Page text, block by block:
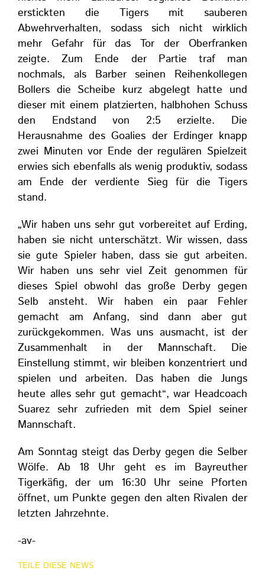
erstickten die Tigers mit sauberen
Abwehrverhalten, sodass sich nicht wirklich
mehr Gefahr für das Tor der Oberfranken
zeigte. Zum Ende der Partie traf man
nochmals, als Barber seinen Reihenkollegen
Bollers die Scheibe kurz abgelegt hatte und
dieser mit einem platzierten, halbhohen Schuss
den Endstand von 2:5 erzielte. Die
Herausnahme des Goalies der Erdinger knapp
zwei Minuten vor Ende der regulären Spielzeit
erwies sich ebenfalls als wenig produktiv, sodass
am Ende der verdiente Sieg für die Tigers
stand.
„Wir haben uns sehr gut vorbereitet auf Erding,
haben sie nicht unterschätzt. Wir wissen, dass
sie gute Spieler haben, dass sie gut arbeiten.
Wir haben uns sehr viel Zeit genommen für
dieses Spiel obwohl das große Derby gegen
Selb ansteht. Wir haben ein paar Fehler
gemacht am Anfang, sind dann aber gut
zurückgekommen. Was uns ausmacht, ist der
Zusammenhalt in der Mannschaft. Die
Einstellung stimmt, wir bleiben konzentriert und
spielen und arbeiten. Das haben die Jungs
heute alles sehr gut gemacht“, war Headcoach
Suarez sehr zufrieden mit dem Spiel seiner
Mannschaft.
Am Sonntag steigt das Derby gegen die Selber
Wölfe. Ab 18 Uhr geht es im Bayreuther
Tigerkäfig, der um 16:30 Uhr seine Pforten
öffnet, um Punkte gegen den alten Rivalen der
letzten Jahrzehnte.
-av-
TEILE DIESE NEWS